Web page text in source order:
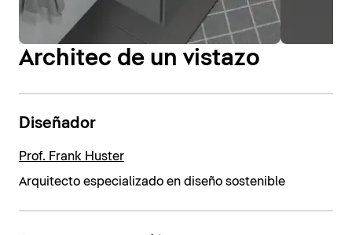
Architec de un vistazo
Diseñador
Prof. Frank Huster
Arquitecto especializado en diseño sostenible